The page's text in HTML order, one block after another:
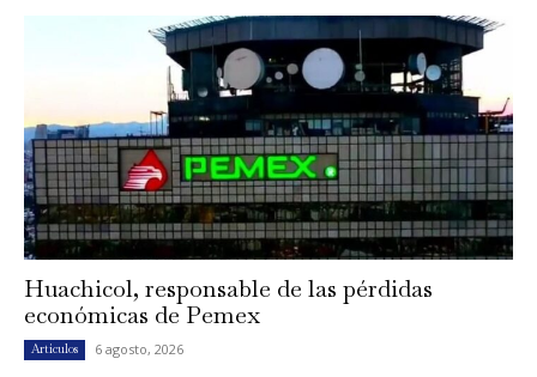
Huachicol, responsable de las pérdidas
económicas de Pemex
Artículos 6 agosto, 2026